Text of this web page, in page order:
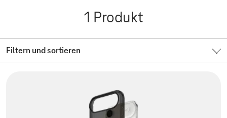
1 Produkt
Filtern und sortieren